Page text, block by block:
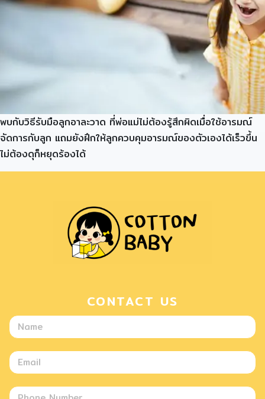
พบกับวิธีรับมือลูกอาละวาด ที่พ่อแม่ไม่ต้องรู้สึกผิดเมื่อใช้อารมณ์
จัดการกับลูก แถมยังฝึกให้ลูกควบคุมอารมณ์ของตัวเองได้เร็วขึ้น
ไม่ต้องดุก็หยุดร้องได้
CONTACT US